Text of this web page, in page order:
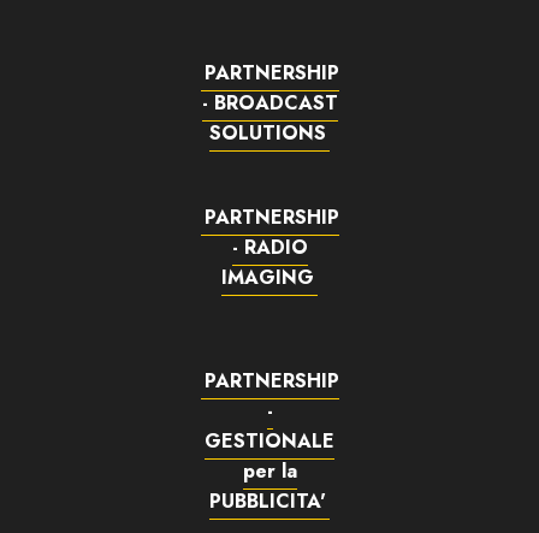
PARTNERSHIP
- BROADCAST
SOLUTIONS
PARTNERSHIP
- RADIO
IMAGING
PARTNERSHIP
-
GESTIONALE
per la
PUBBLICITA'